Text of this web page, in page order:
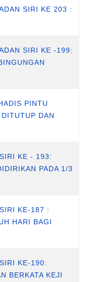
SIRI KE 203 :
SIRI KE -199:
PINTU
DAN
KE - 193:
PADA 1/3
KE-187 :
HARI BAGI
KE-190:
BERKATA KEJI